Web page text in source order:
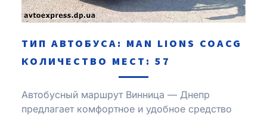
ТИП АВТОБУСА: MAN LIONS COACG
КОЛИЧЕСТВО МЕСТ: 57
Автобусный маршрут Винница — Днепр
предлагает комфортное и удобное средство